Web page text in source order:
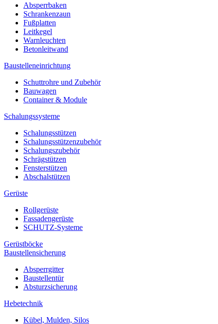
Absperrbaken
Schrankenzaun
Fußplatten
Leitkegel
Warnleuchten
Betonleitwand
Baustelleneinrichtung
Schuttrohre und Zubehör
Bauwagen
Container & Module
Schalungssysteme
Schalungsstützen
Schalungsstützenzubehör
Schalungszubehör
Schrägstützen
Fensterstützen
Abschalstützen
Gerüste
Rollgerüste
Fassadengerüste
SCHUTZ-Systeme
Gerüstböcke
Baustellensicherung
Absperrgitter
Baustellentür
Absturzsicherung
Hebetechnik
Kübel, Mulden, Silos